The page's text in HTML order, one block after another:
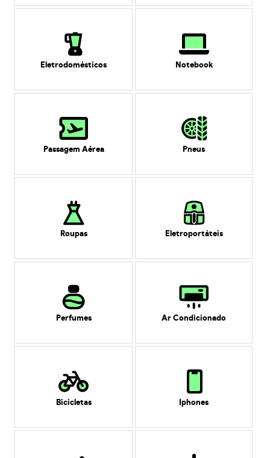
Eletrodomésticos Notebook
Passagem Aérea Pneus
Roupas Eletroportáteis
Perfumes Ar Condicionado
Bicicletas Iphones